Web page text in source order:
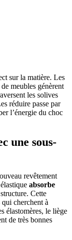
sur la matière. Les
meubles génèrent
les solives
réduire passe par
l’énergie du choc
une sous-
revêtement
absorbe
Cette
cherchent à
élastomères, le liège
de très bonnes